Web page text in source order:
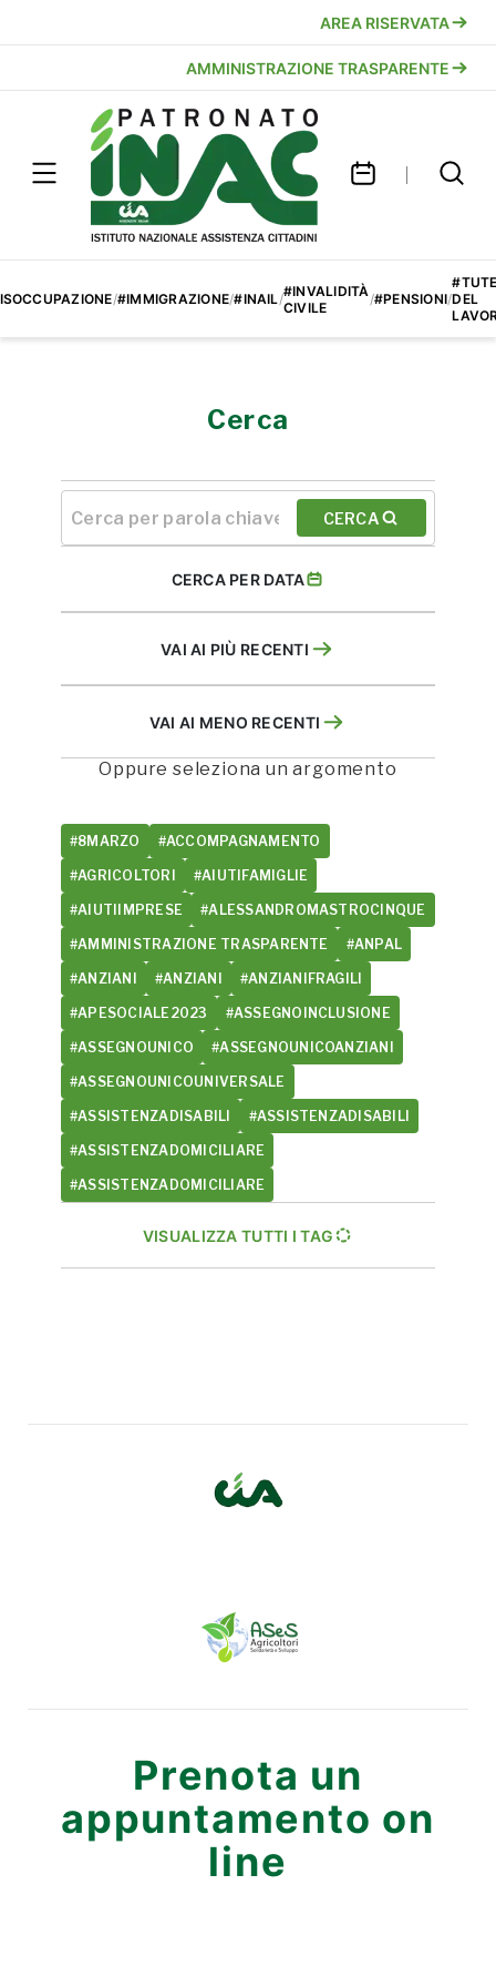
AREA RISERVATA
AMMINISTRAZIONE TRASPARENTE
/#IMMIGRAZIONE/#INAIL/#INVALIDITÀ
CIVILE
/#PENSIONI/DEL
Cerca
CERCA
CERCA PER DATA
VAI AI PIÙ RECENTI
VAI AI MENO RECENTI
Oppure seleziona un argomento
#8MARZO #ACCOMPAGNAMENTO
#AGRICOLTORI #AIUTIFAMIGLIE
#AIUTIIMPRESE #ALESSANDROMASTROCINQUE
#AMMINISTRAZIONE TRASPARENTE #ANPAL
#ANZIANI #ANZIANI #ANZIANIFRAGILI
#APESOCIALE2023 #ASSEGNOINCLUSIONE
#ASSEGNOUNICO #ASSEGNOUNICOANZIANI
#ASSEGNOUNICOUNIVERSALE
#ASSISTENZADISABILI #ASSISTENZADISABILI
#ASSISTENZADOMICILIARE
#ASSISTENZADOMICILIARE
VISUALIZZA TUTTI I TAG
Prenota un
appuntamento on
line